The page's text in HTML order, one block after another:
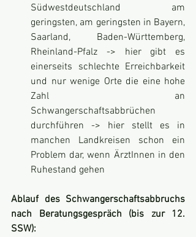
Südwestdeutschland am
geringsten, am geringsten in Bayern,
Saarland, Baden-Württemberg,
Rheinland-Pfalz -> hier gibt es
einerseits schlechte Erreichbarkeit
und nur wenige Orte die eine hohe
Zahl an
Schwangerschaftsabbrüchen
durchführen -> hier stellt es in
manchen Landkreisen schon ein
Problem dar, wenn ÄrztInnen in den
Ruhestand gehen
Ablauf des Schwangerschaftsabbruchs
nach Beratungsgespräch (bis zur 12.
SSW):